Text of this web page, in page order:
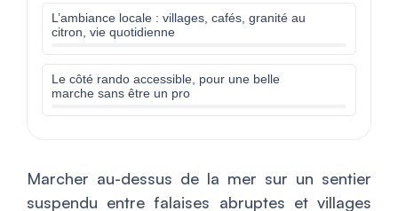
L’ambiance locale : villages, cafés, granité au
citron, vie quotidienne
Le côté rando accessible, pour une belle
marche sans être un pro
Marcher au-dessus de la mer sur un sentier
suspendu entre falaises abruptes et villages